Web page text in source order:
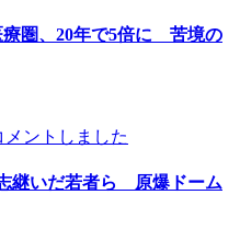
療圏、20年で5倍に 苦境の
ントしました
継いだ若者ら 原爆ドーム